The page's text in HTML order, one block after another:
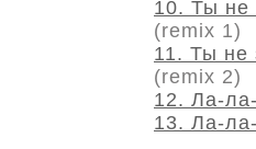
10. Ты не
(remix 1)
11. Ты не
(remix 2)
12. Ла-
13. Ла-